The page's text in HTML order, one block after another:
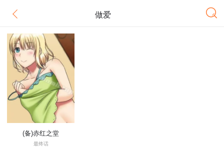
做爱
(备)赤红之堂
最终话